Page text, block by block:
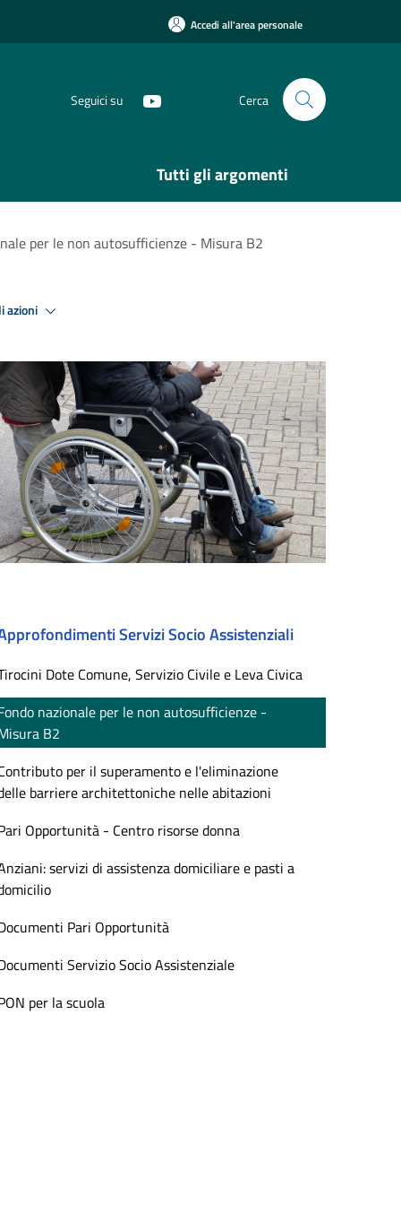
Accedi all'area personale
Seguici su Cerca
Tutti gli argomenti
per le non autosufficienze - Misura B2
azioni
Servizi Socio Assistenziali
Dote Comune, Servizio Civile e Leva Civica
nazionale per le non autosufficienze -
B2
per il superamento e l'eliminazione
barriere architettoniche nelle abitazioni
Opportunità - Centro risorse donna
servizi di assistenza domiciliare e pasti a
Pari Opportunità
Servizio Socio Assistenziale
per la scuola